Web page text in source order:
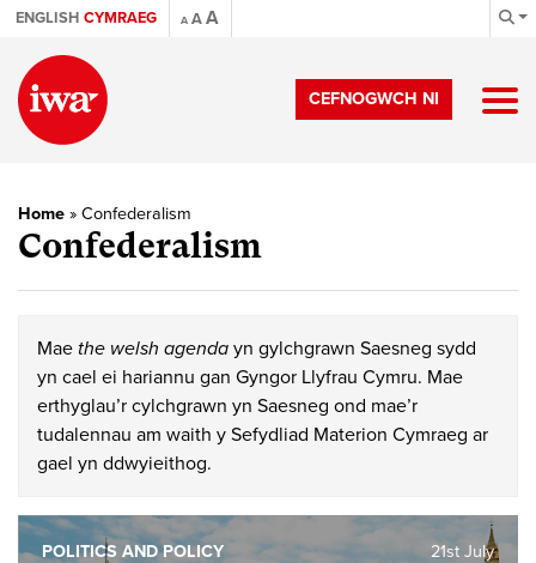
ENGLISH CYMRAEG A AA
CEFNOGWCH NI
Home » Confederalism
Confederalism
Mae the welsh agenda yn gylchgrawn Saesneg sydd
yn cael ei hariannu gan Gyngor Llyfrau Cymru. Mae
erthyglau’r cylchgrawn yn Saesneg ond mae’r
tudalennau am waith y Sefydliad Materion Cymraeg ar
gael yn ddwyieithog.
21st July
POLITICS AND POLICY